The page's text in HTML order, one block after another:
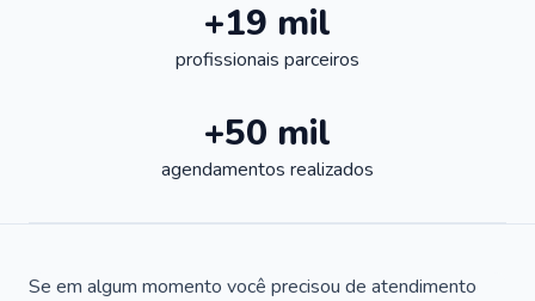
+19 mil
profissionais parceiros
+50 mil
agendamentos realizados
Se em algum momento você precisou de atendimento